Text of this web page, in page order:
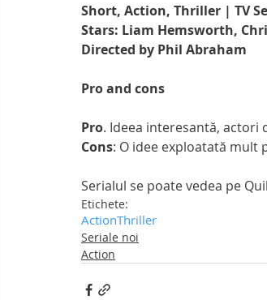
Short, Action, Thriller | TV
Stars: Liam Hemsworth,
Directed by Phil Abraham
Pro and cons
Pro. Ideea interesantă, actori
Cons: O idee exploatată mult
Serialul se poate vedea pe
Etichete:
ActionThriller
Seriale noi
Action